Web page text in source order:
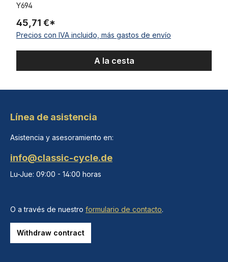
Y694
45,71 €*
Precios con IVA incluido, más gastos de envío
A la cesta
Línea de asistencia
Asistencia y asesoramiento en:
info@classic-cycle.de
Lu-Jue: 09:00 - 14:00 horas
O a través de nuestro formulario de contacto.
Withdraw contract